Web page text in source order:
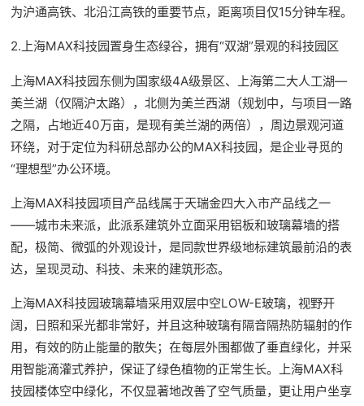
为沪通高铁、北沿江高铁的重要节点，距离项目仅15分钟车程。
2.上海MAX科技园置身生态绿谷，拥有“双湖”景观的科技园区
上海MAX科技园东侧为国家级4A级景区、上海第二大人工湖—
美兰湖（仅隔沪太路），北侧为美兰西湖（规划中，与项目一路
之隔，占地近40万亩，是现有美兰湖的两倍），周边景观河道
环绕，对于定位为科研总部办公的MAX科技园，是企业寻觅的
“理想型”办公环境。
上海MAX科技园项目产品线属于天瑞金四大入市产品线之一
——城市未来派，此派系建筑外立面采用铝板和玻璃幕墙的搭
配，极简、微弧的外观设计，是同款世界级地标建筑最前沿的表
达，呈现灵动、科技、未来的建筑形态。
上海MAX科技园玻璃幕墙采用双层中空LOW-E玻璃，视野开
阔，日照和采光都非常好，并且这种玻璃有隔音隔热防辐射的作
用，有效的防止能量的散失；在每层外围都做了垂直绿化，并采
用智能滴灌式养护，保证了绿色植物的正常生长。上海MAX科
技园楼体空中绿化，不仅显著地改善了空气质量，更让用户坐享